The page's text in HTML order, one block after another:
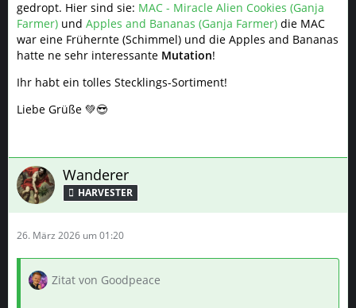
gedropt. Hier sind sie: MAC - Miracle Alien Cookies (Ganja
Farmer) und Apples and Bananas (Ganja Farmer) die MAC
war eine Frühernte (Schimmel) und die Apples and Bananas
hatte ne sehr interessante Mutation!
Ihr habt ein tolles Stecklings-Sortiment!
Liebe Grüße 💚😎
Wanderer
HARVESTER
26. März 2026 um 01:20
Zitat von Goodpeace